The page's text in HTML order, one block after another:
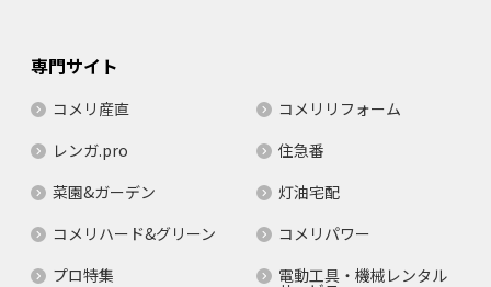
専門サイト
コメリ産直
コメリリフォーム
レンガ.pro
住急番
菜園&ガーデン
灯油宅配
コメリハード&グリーン
コメリパワー
プロ特集
電動工具・機械レンタル